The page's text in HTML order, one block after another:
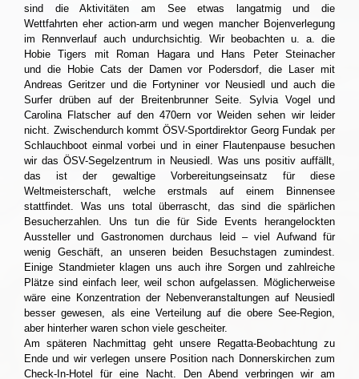
sind die Aktivitäten am See etwas langatmig und die
Wettfahrten eher action-arm und wegen mancher Bojenverlegung
im Rennverlauf auch undurchsichtig. Wir beobachten u. a. die
Hobie Tigers mit Roman Hagara und Hans Peter Steinacher
und die Hobie Cats der Damen vor Podersdorf, die Laser mit
Andreas Geritzer und die Fortyniner vor Neusiedl und auch die
Surfer drüben auf der Breitenbrunner Seite. Sylvia Vogel und
Carolina Flatscher auf den 470ern vor Weiden sehen wir leider
nicht. Zwischendurch kommt ÖSV-Sportdirektor Georg Fundak per
Schlauchboot einmal vorbei und in einer Flautenpause besuchen
wir das ÖSV-Segelzentrum in Neusiedl. Was uns positiv auffällt,
das ist der gewaltige Vorbereitungseinsatz für diese
Weltmeisterschaft, welche erstmals auf einem Binnensee
stattfindet. Was uns total überrascht, das sind die spärlichen
Besucherzahlen. Uns tun die für Side Events herangelockten
Aussteller und Gastronomen durchaus leid – viel Aufwand für
wenig Geschäft, an unseren beiden Besuchstagen zumindest.
Einige Standmieter klagen uns auch ihre Sorgen und zahlreiche
Plätze sind einfach leer, weil schon aufgelassen. Möglicherweise
wäre eine Konzentration der Nebenveranstaltungen auf Neusiedl
besser gewesen, als eine Verteilung auf die obere See-Region,
aber hinterher waren schon viele gescheiter.
Am späteren Nachmittag geht unsere Regatta-Beobachtung zu
Ende und wir verlegen unsere Position nach Donnerskirchen zum
Check-In-Hotel für eine Nacht. Den Abend verbringen wir am